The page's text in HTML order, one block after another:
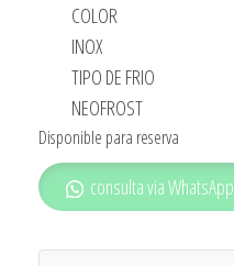
COLOR
INOX
TIPO DE FRIO
NEOFROST
Disponible para reserva
consulta via WhatsApp